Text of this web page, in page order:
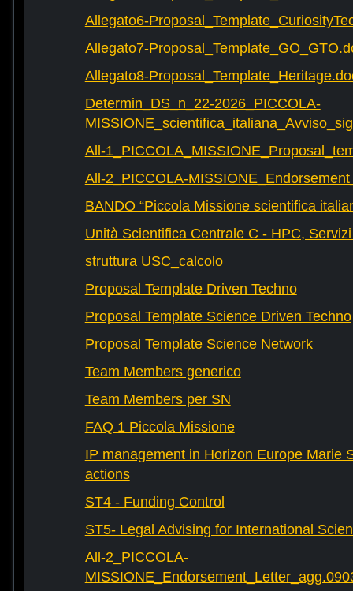
Allegato6-
Allegato7-
Allegato8-
Determin_DS_n_22-2026_PICCOLA-
All-
All-2_PICCOLA-
BANDO “Piccola Missione scientifica
Unità Scientifica Centrale C - HPC,
struttura USC_calcolo
Proposal Template Driven Techno
Proposal Template Science Driven Techno
Proposal Template Science Network
Team Members generico
Team Members per SN
FAQ 1 Piccola Missione
IP management in Horizon Europe Marie
actions
ST4 - Funding Control
ST5- Legal Advising for International
All-2_PICCOLA-